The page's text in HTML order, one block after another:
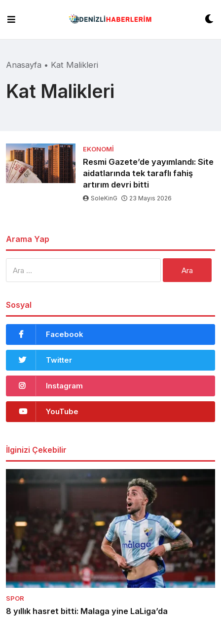
content
Anasayfa • Kat Malikleri
Kat Malikleri
EKONOMI
Resmi Gazete’de yayımlandı: Site
aidatlarında tek taraflı fahiş
artırım devri bitti
SoleKinG 23 Mayıs 2026
Arama Yap
Sosyal
Facebook
Twitter
Instagram
YouTube
İlginizi Çekebilir
SPOR
8 yıllık hasret bitti: Malaga yine LaLiga’da